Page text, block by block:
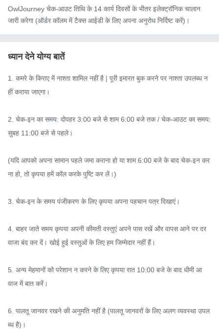
OwlJourney चेक-आउट तिथि के 14 कार्य दिवसों के भीतर इलेक्ट्रॉनिक चालान
जारी करेगा (ऑर्डर कॉलम में टैक्स आईडी के लिए अपना अनुरोध निर्दिष्ट करें)।
ध्यान देने योग्य बातें
1. कमरे के किराए में नाश्ता शामिल नहीं है | पूरी इमारत बुक करने पर नाश्ता उपलब्ध न
हीं कराया जाएगा।
2. चेक-इन का समय: दोपहर 3:00 बजे से शाम 6:00 बजे तक / चेक-आउट का समय:
सुबह 11:00 बजे से पहले।
(यदि आपको अपना सामान पहले जमा कराना हो या शाम 6:00 बजे के बाद चेक-इन कर
ना हो, तो कृपया हमें कॉल करके पुष्टि कर लें।)
3. चेक-इन के समय पंजीकरण के लिए कृपया अपना पहचान पत्र दिखाएं।
4. बाहर जाते समय कृपया अपनी कीमती वस्तुएं अपने पास रखें और वापस आने पर दर
वाजा बंद कर दें। खोई हुई वस्तुओं के लिए हम जिम्मेदार नहीं हैं।
5. अन्य मेहमानों को परेशान न करने के लिए कृपया रात 10:00 बजे के बाद धीमी आ
वाज में बात करें।
6. पालतू जानवर रखने की अनुमति नहीं है (पालतू जानवरों के लिए अलग व्यवस्था उपल
ब्ध है)।